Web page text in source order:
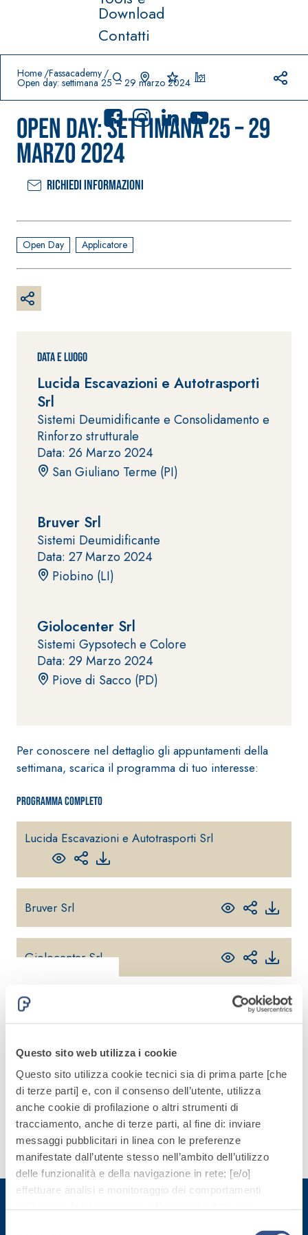
Questo sito web utilizza i cookie
Questo sito utilizza cookie tecnici sia di prima parte [che
di terze parti] e, con il consenso dell’utente, utilizza
anche cookie di profilazione o altri strumenti di
tracciamento, anche di terze parti, al fine di: inviare
messaggi pubblicitari in linea con le preferenze
manifestate dall’utente stesso nell’ambito dell’utilizzo
delle funzionalità e della navigazione in rete; [e/o]
effettuare analisi e monitoraggio dei comportamenti
Download
Contatti
Home Fassacademy
Open day: settimana 25 – 29 marzo 2024
Open day: settimana 25 – 29
marzo 2024
Richiedi informazioni
Open Day Applicatore
Data e Luogo
Lucida Escavazioni e Autotrasporti
Srl
Sistemi Deumidificante e Consolidamento e
Rinforzo strutturale
Data: 26 Marzo 2024
San Giuliano Terme (PI)
Bruver Srl
Sistemi Deumidificante
Data: 27 Marzo 2024
Piobino (LI)
Giolocenter Srl
Sistemi Gypsotech e Colore
Data: 29 Marzo 2024
Piove di Sacco (PD)
Per conoscere nel dettaglio gli appuntamenti della
settimana, scarica il programma di tuo interesse:
Programma completo
Lucida Escavazioni e Autotrasporti Srl
Bruver Srl
Giolocenter Srl
Integrato
pensati
per tutte
le
esigenze.
Scopri
di più
Prodotti in primo piano
PAVIMENTI E
AQU
–
IMPERMEABILIZ
ZANTI
monocomponente
polimero
cementizia
PITTURE
INTONACATURA E
COSTRUZIONE
PRODOTTI A BASE
CALCE AEREA
KB 13 EVOLUTION
fibrorinforzato a
base di calce
aerea, per interni
ed esterni
Sistema RIPRISTINO
DEL CALCESTRUZZO
PRODOTTI
TIXOTROPICI
GEOACTIVE R4 40
Malta rapida
contenente speciali
leganti
solfatoresistenti,
polimero-
modificata,
riparazione,
protezione di
strutture in
calcestruzzo
Sistema POSA
– FONDI DI
POSA
autolivellante
a base di
anidrite e
quarzo, ad
conducibilità
realizzazione
basso
spessore in
ambienti
interni.
Sistema
ISOLAMENTO
TERMICO
FASSATHERM
®
COLLANTI E RASANTI
A 96 RESPHIRA
Collante-rasante
alleggerito, fibrato,
con calce idraulica
naturale NHL 3,5 e